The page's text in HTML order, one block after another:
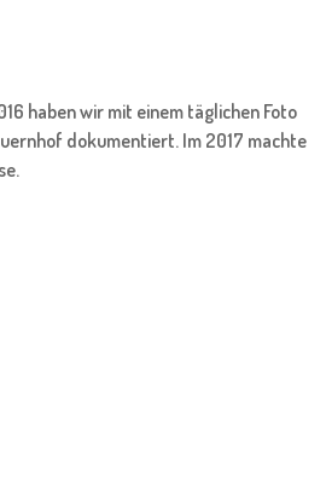
haben wir mit einem täglichen Foto
dokumentiert. Im 2017 machte